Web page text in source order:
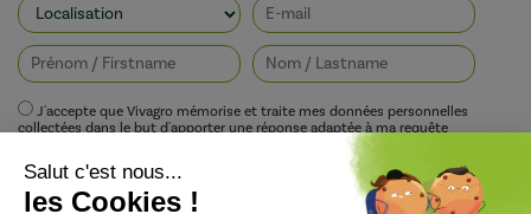
J'accepte que Vivagro mémorise et traite mes données personnelles
collectées dans le but d'apporter une réponse adaptée à ma requête
conformément à la politique de protection de la vie privée de Vivagro.
I agree that Vivagro stores and processes my personal data collected in order
to provide an appropriate response to my request in accordance with
Vivagro's privacy policy.